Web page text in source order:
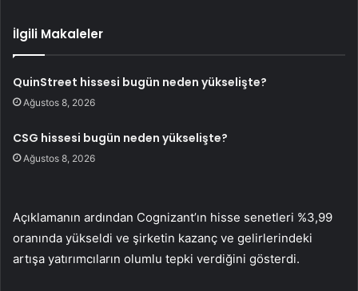
İlgili Makaleler
QuinStreet hissesi bugün neden yükselişte?
Ağustos 8, 2026
CSG hissesi bugün neden yükselişte?
Ağustos 8, 2026
Açıklamanın ardından Cognizant’ın hisse senetleri %3,99
oranında yükseldi ve şirketin kazanç ve gelirlerindeki
artışa yatırımcıların olumlu tepki verdiğini gösterdi.